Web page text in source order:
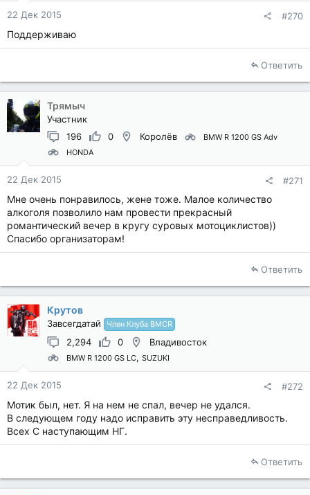
22 Дек 2015 #270
Поддерживаю
Ответить
Трямыч
Участник
196
0 Королёв
BMW R 1200 GS Adv
HONDA
22 Дек 2015 #271
Мне очень понравилось, жене тоже. Малое количество
алкоголя позволило нам провести прекрасный
романтический вечер в кругу суровых мотоциклистов))
Спасибо организаторам!
Ответить
Крутов
Завсегдатай Член Клуба BMCR
2,294 0 Владивосток
BMW R 1200 GS LC SUZUKI
22 Дек 2015 #272
Мотик был, нет. Я на нем не спал, вечер не удался.
В следующем году надо исправить эту несправедливость.
Всех С наступающим НГ.
Ответить